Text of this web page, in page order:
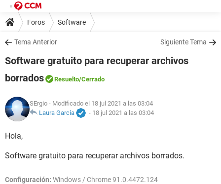
Foros Software
Tema Anterior Siguiente Tema
Software gratuito para recuperar archivos
borrados
Resuelto/Cerrado
SErgio - Modificado el 18 jul 2021 a las 03:04
Laura García
- 18 jul 2021 a las 03:04
Hola,
Software gratuito para recuperar archivos borrados.
Configuración: Windows / Chrome 91.0.4472.124